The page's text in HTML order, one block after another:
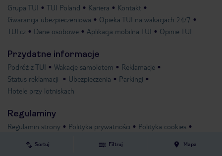
Sortuj Filtruj Mapa
Grupa TUI TUI Poland Kariera
Kontakt
Gwarancja ubezpieczeniowa
Opieka TUI na wakacjach 24/7
TUI.cz
Dane osobowe Aplikacja mobilna TUI Opinie TUI
Przydatne informacje
Podróż z TUI Wakacje samolotem
Reklamacje
Status reklamacji
Ubezpieczenia
Parkingi
Hotele przy lotniskach
Regulaminy
Regulamin strony Polityka prywatności
Polityka cookies
Standardy ochrony małoletnich
Compliance